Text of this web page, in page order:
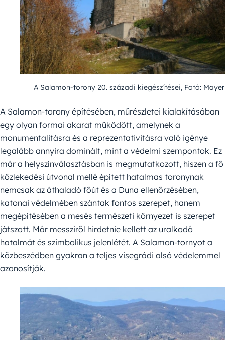
A Salamon-torony 20. századi kiegészítései, Fotó:
A Salamon-torony építésében, műrészletei kialakításában
egy olyan formai akarat működött, amelynek a
monumentalitásra és a reprezentativitásra való igénye
legalább annyira dominált, mint a védelmi szempontok. Ez
már a helyszínválasztásban is megmutatkozott, hiszen a fő
közlekedési útvonal mellé épített hatalmas toronynak
nemcsak az áthaladó főút és a Duna ellenőrzésében,
katonai védelmében szántak fontos szerepet, hanem
megépítésében a mesés természeti környezet is szerepet
játszott. Már messziről hirdetnie kellett az uralkodó
hatalmát és szimbolikus jelenlétét. A Salamon-tornyot a
közbeszédben gyakran a teljes visegrádi alsó védelemmel
azonosítják.